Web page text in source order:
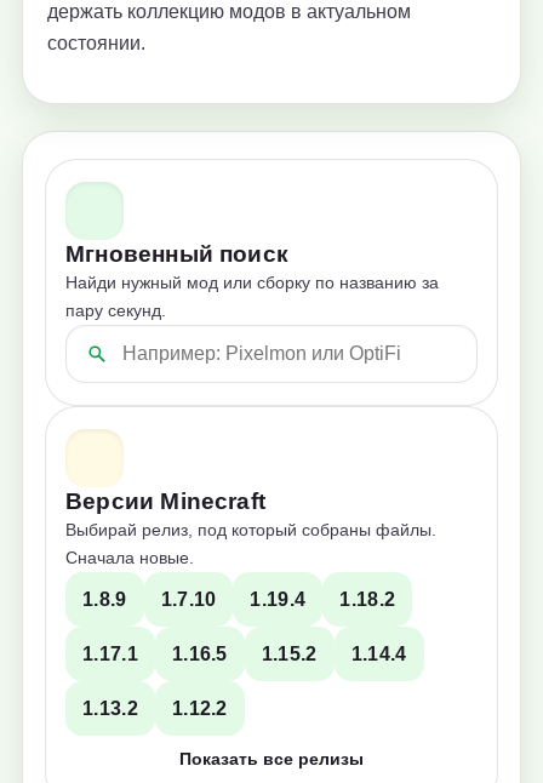
держать коллекцию модов в актуальном
состоянии.
Мгновенный поиск
Найди нужный мод или сборку по названию за
пару секунд.
Версии Minecraft
Выбирай релиз, под который собраны файлы.
Сначала новые.
1.8.9 1.7.10 1.19.4 1.18.2
1.17.1 1.16.5 1.15.2 1.14.4
1.13.2 1.12.2
Показать все релизы